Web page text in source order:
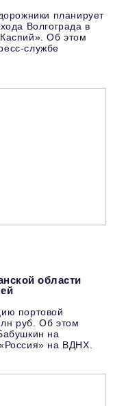
планирует
Волгограда в
Об этом
службе
области
портовой
руб. Об этом
на
на ВДНХ.